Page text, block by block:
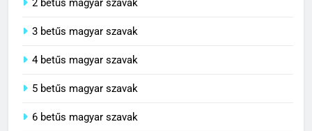
2 betűs magyar szavak
3 betűs magyar szavak
4 betűs magyar szavak
5 betűs magyar szavak
6 betűs magyar szavak